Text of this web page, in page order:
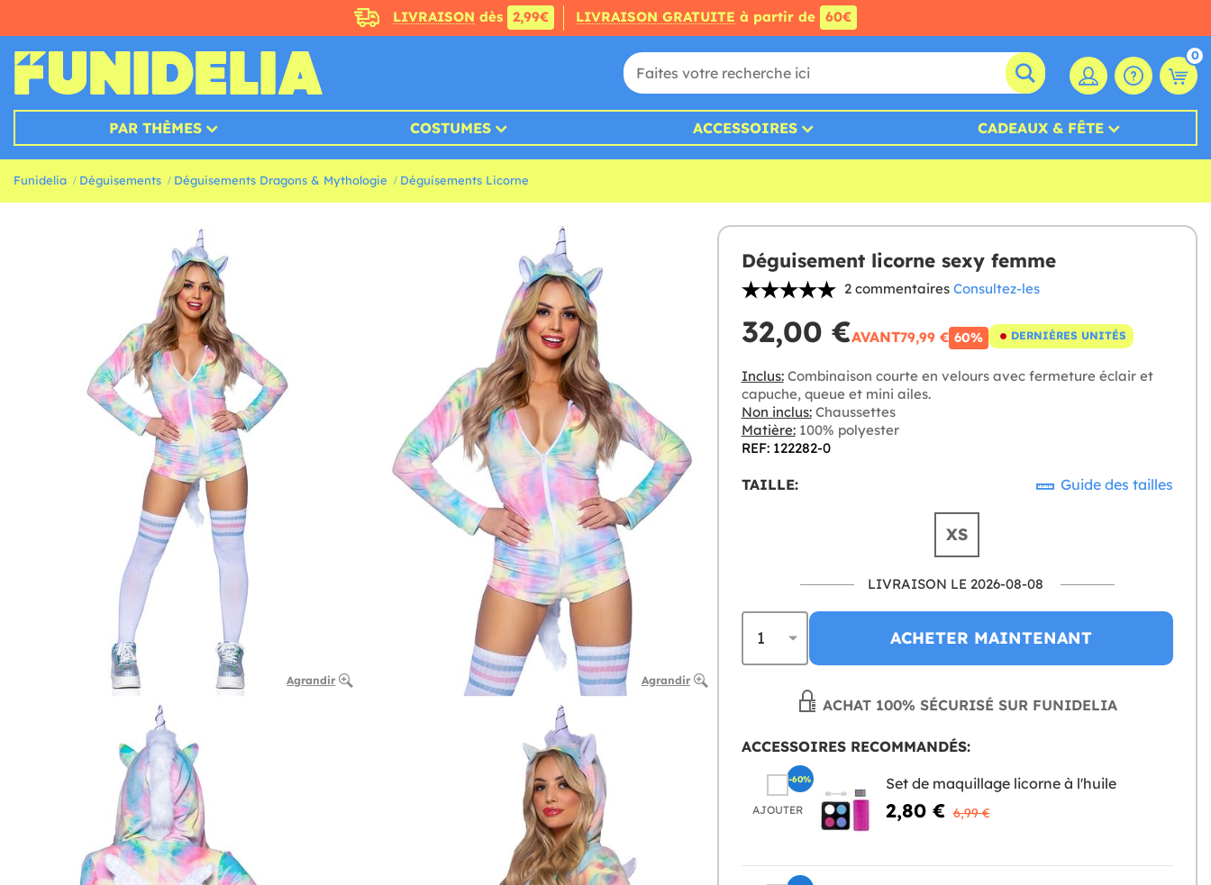
LIVRAISON dès 2,99€ LIVRAISON GRATUITE à partir de 60€
0
PAR THÈMES COSTUMES ACCESSOIRES CADEAUX & FÊTE
Funidelia Déguisements Déguisements Dragons & Mythologie Déguisements Licorne
Agrandir Agrandir
Déguisement licorne sexy femme
2 commentaires Consultez-les
32,00 €AVANT79,99 € 60% DERNIÈRES UNITÉS
Inclus:Combinaison courte en velours avec fermeture éclair et
capuche, queue et mini ailes.
Non inclus:Chaussettes
Matière:100% polyester
REF: 122282-0
TAILLE: Guide des tailles
XS
LIVRAISON LE 2026-08-08
ACHETER MAINTENANT
ACHAT 100% SÉCURISÉ SUR FUNIDELIA
ACCESSOIRES RECOMMANDÉS:
AJOUTER
Set de maquillage licorne à l'huile
2,80 € 6,99 €
-60%